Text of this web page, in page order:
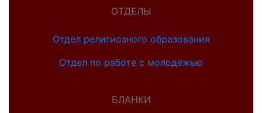
ОТДЕЛЫ
Отдел религиозного образования
Отдел по работе с молодежью
БЛАНКИ